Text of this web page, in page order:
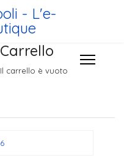
Carrello
Il carrello è vuoto